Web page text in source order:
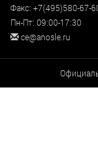
Факс: +7(495)580-67-
Пн-Пт: 09:00-17:30
ce@anosle.ru